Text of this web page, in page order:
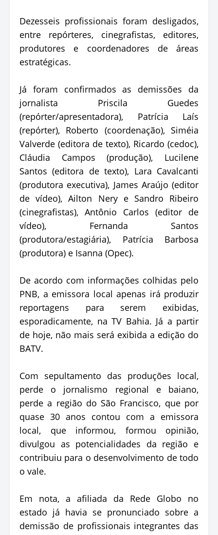
Dezesseis profissionais foram desligados,
entre repórteres, cinegrafistas, editores,
produtores e coordenadores de áreas
estratégicas.
Já foram confirmados as demissões da
jornalista Priscila Guedes
(repórter/apresentadora), Patrícia Laís
(repórter), Roberto (coordenação), Siméia
Valverde (editora de texto), Ricardo (cedoc),
Cláudia Campos (produção), Lucilene
Santos (editora de texto), Lara Cavalcanti
(produtora executiva), James Araújo (editor
de vídeo), Ailton Nery e Sandro Ribeiro
(cinegrafistas), Antônio Carlos (editor de
vídeo), Fernanda Santos
(produtora/estagiária), Patrícia Barbosa
(produtora) e Isanna (Opec).
De acordo com informações colhidas pelo
PNB, a emissora local apenas irá produzir
reportagens para serem exibidas,
esporadicamente, na TV Bahia. Já a partir
de hoje, não mais será exibida a edição do
BATV.
Com sepultamento das produções local,
perde o jornalismo regional e baiano,
perde a região do São Francisco, que por
quase 30 anos contou com a emissora
local, que informou, formou opinião,
divulgou as potencialidades da região e
contribuiu para o desenvolvimento de todo
o vale.
Em nota, a afiliada da Rede Globo no
estado já havia se pronunciado sobre a
demissão de profissionais integrantes das